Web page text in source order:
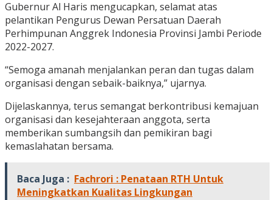
Gubernur Al Haris mengucapkan, selamat atas
pelantikan Pengurus Dewan Persatuan Daerah
Perhimpunan Anggrek Indonesia Provinsi Jambi Periode
2022-2027.
“Semoga amanah menjalankan peran dan tugas dalam
organisasi dengan sebaik-baiknya,” ujarnya.
Dijelaskannya, terus semangat berkontribusi kemajuan
organisasi dan kesejahteraan anggota, serta
memberikan sumbangsih dan pemikiran bagi
kemaslahatan bersama.
Baca Juga : Fachrori : Penataan RTH Untuk
Meningkatkan Kualitas Lingkungan